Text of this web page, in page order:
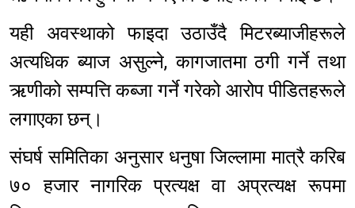
यही अवस्थाको फाइदा उठाउँदै मिटरब्याजीहरूले
अत्यधिक ब्याज असुल्ने, कागजातमा ठगी गर्ने तथा
ऋणीको सम्पत्ति कब्जा गर्ने गरेको आरोप पीडितहरूले
लगाएका छन्।
संघर्ष समितिका अनुसार धनुषा जिल्लामा मात्रै करिब
७० हजार नागरिक प्रत्यक्ष वा अप्रत्यक्ष रूपमा